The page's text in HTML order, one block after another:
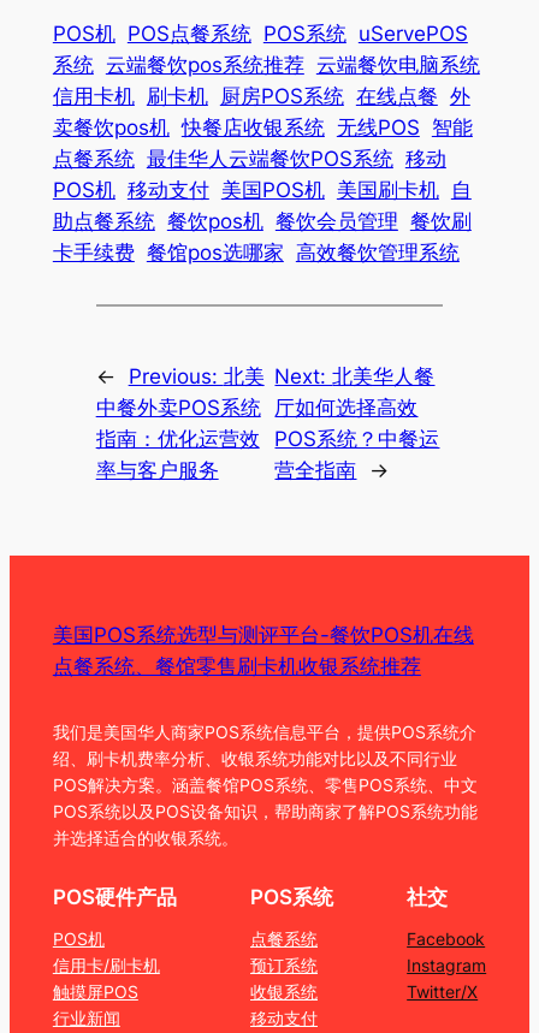
POS机 POS点餐系统 POS系统 uServePOS
系统 云端餐饮pos系统推荐 云端餐饮电脑系统
信用卡机 刷卡机 厨房POS系统 在线点餐 外
卖餐饮pos机 快餐店收银系统 无线POS 智能
点餐系统 最佳华人云端餐饮POS系统 移动
POS机 移动支付 美国POS机 美国刷卡机
自
助点餐系统 餐饮pos机 餐饮会员管理 餐饮刷
卡手续费 餐馆pos选哪家 高效餐饮管理系统
← Previous: 北美
中餐外卖POS系统
指南：优化运营效
率与客户服务
Next:北美华人餐
厅如何选择高效
POS系统？中餐运
营全指南
→
美国POS系统选型与测评平台-餐饮POS机在线
点餐系统、餐馆零售刷卡机收银系统推荐
我们是美国华人商家POS系统信息平台，提供POS系统介
绍、刷卡机费率分析、收银系统功能对比以及不同行业
POS解决方案。涵盖餐馆POS系统、零售POS系统、中文
POS系统以及POS设备知识，帮助商家了解POS系统功能
并选择适合的收银系统。
POS硬件产品
POS机
信用卡/刷卡机
触摸屏POS
行业新闻
POS系统
点餐系统
预订系统
收银系统
移动支付
社交
Facebook
Instagram
Twitter/X